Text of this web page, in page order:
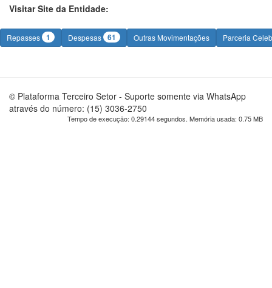
Visitar Site da Entidade:
Repasses 1 Despesas 61 Outras Movimentações Parceria
© Plataforma Terceiro Setor - Suporte somente via WhatsApp
através do número: (15) 3036-2750
Tempo de execução: 0.29144 segundos. Memória usada: 0.75 MB